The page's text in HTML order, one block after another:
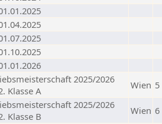
2025/2026
Klasse A
Wien 5
2025/2026
Klasse B
Wien 6